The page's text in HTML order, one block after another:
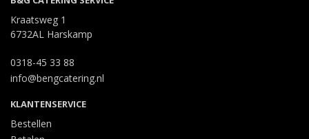
Kraatsweg 1
6732AL Harskamp
0318-45 33 88
info@bengcatering.nl
KLANTENSERVICE
Bestellen